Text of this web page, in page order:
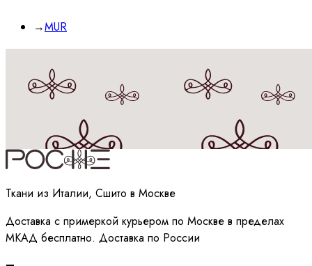
→MUR
Принимаюполитикуобработки данных
Ткани из Италии, Сшито в Москве
Доставка с примеркой курьером по Москве в пределах
МКАД бесплатно. Доставка по России